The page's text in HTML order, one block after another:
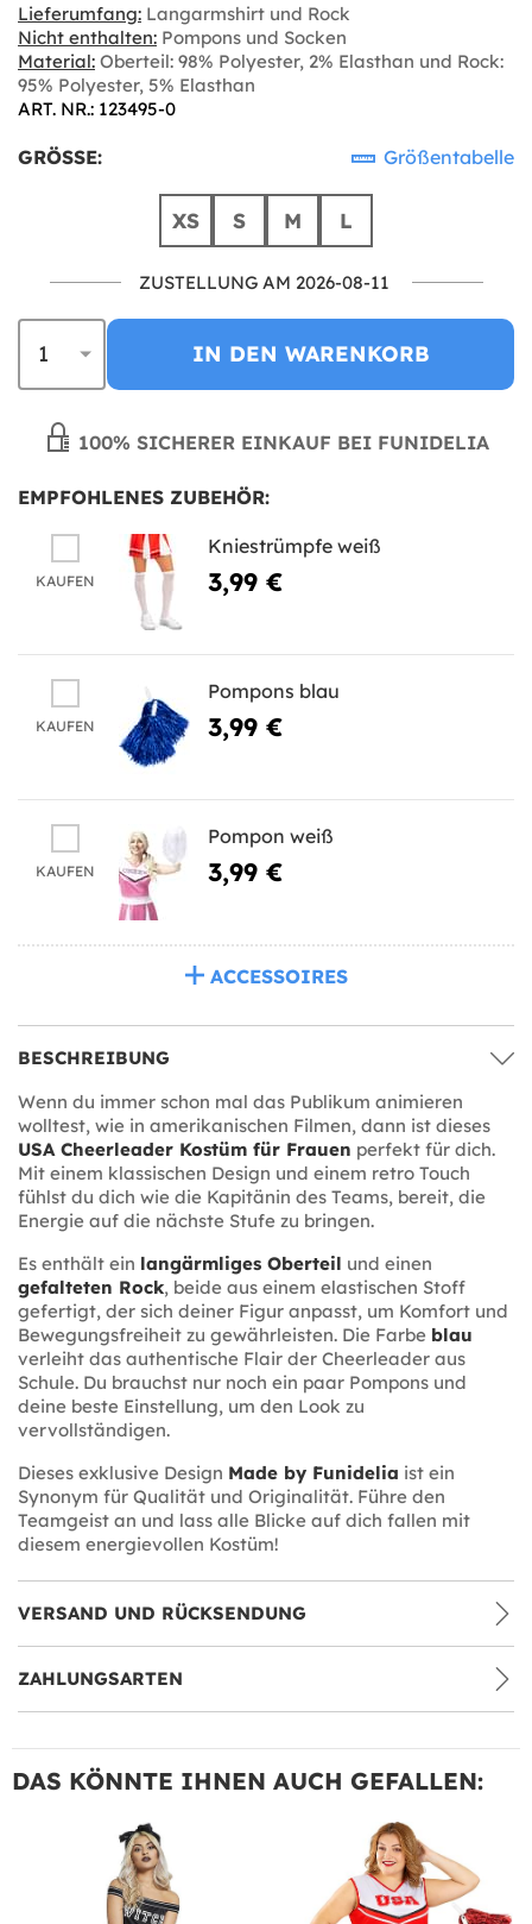
Lieferumfang: Langarmshirt und Rock
Nicht enthalten: Pompons und Socken
Material: Oberteil: 98% Polyester, 2% Elasthan und Rock:
95% Polyester, 5% Elasthan
ART. NR.: 123495-0
GRÖSSE: Größentabelle
XS S M L
ZUSTELLUNG AM 2026-08-11
IN DEN WARENKORB
100% SICHERER EINKAUF BEI FUNIDELIA
EMPFOHLENES ZUBEHÖR:
KAUFEN
Kniestrümpfe weiß
3,99 €
KAUFEN
Pompons blau
3,99 €
KAUFEN
Pompon weiß
3,99 €
ACCESSOIRES
BESCHREIBUNG
Wenn du immer schon mal das Publikum animieren
wolltest, wie in amerikanischen Filmen, dann ist dieses
USA Cheerleader Kostüm für Frauen perfekt für dich.
Mit einem klassischen Design und einem retro Touch
fühlst du dich wie die Kapitänin des Teams, bereit, die
Energie auf die nächste Stufe zu bringen.
Es enthält ein langärmliges Oberteil und einen
gefalteten Rock, beide aus einem elastischen Stoff
gefertigt, der sich deiner Figur anpasst, um Komfort und
Bewegungsfreiheit zu gewährleisten. Die Farbe blau
verleiht das authentische Flair der Cheerleader aus
Schule. Du brauchst nur noch ein paar Pompons und
deine beste Einstellung, um den Look zu
vervollständigen.
Dieses exklusive Design Made by Funidelia ist ein
Synonym für Qualität und Originalität. Führe den
Teamgeist an und lass alle Blicke auf dich fallen mit
diesem energievollen Kostüm!
VERSAND UND RÜCKSENDUNG
ZAHLUNGSARTEN
DAS KÖNNTE IHNEN AUCH GEFALLEN: